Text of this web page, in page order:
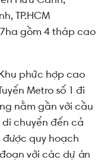
TP.HCM
gồm 4 tháp cao
phức hợp cao
Metro số 1 đi
nằm gần với cầu
chuyển đến cả
được quy hoạch
với các dự án